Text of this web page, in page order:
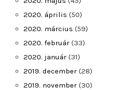
2020. április (50)
2020. március (59)
2020. február (33)
2020. január (31)
2019. december (28)
2019. november (30)